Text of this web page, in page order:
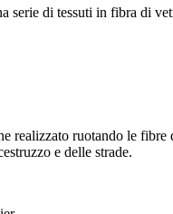
serie di tessuti in fibra di
realizzato ruotando le
e delle strade.